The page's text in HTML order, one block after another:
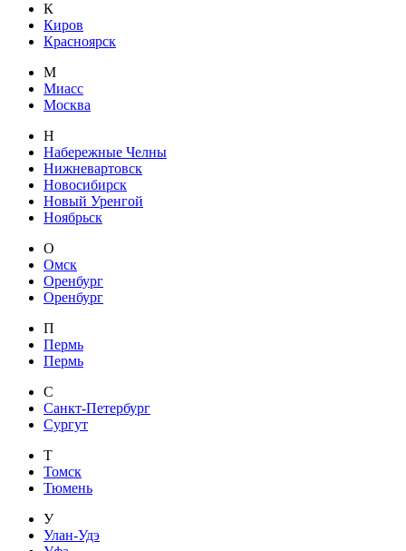
К
Киров
Красноярск
М
Миасс
Москва
Н
Набережные Челны
Нижневартовск
Новосибирск
Новый Уренгой
Ноябрьск
О
Омск
Оренбург
Оренбург
П
Пермь
Пермь
С
Санкт-Петербург
Сургут
Т
Томск
Тюмень
У
Улан-Удэ